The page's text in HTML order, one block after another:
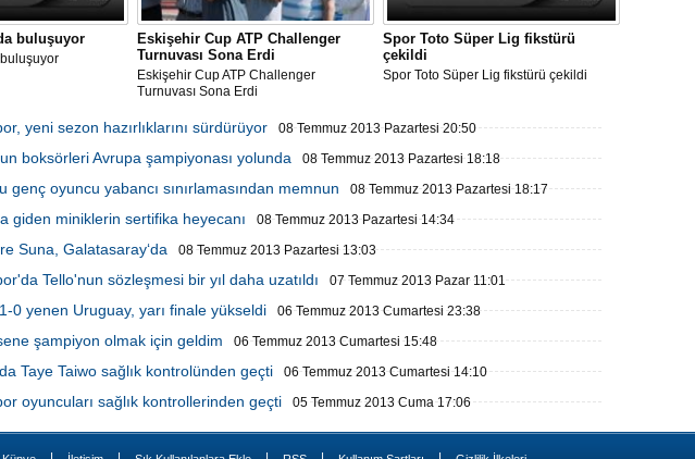
buluşuyor
Eskişehir Cup ATP Challenger
Turnuvası Sona Erdi
Eskişehir Cup ATP Challenger
Turnuvası Sona Erdi
Spor Toto Süper Lig fikstürü
çekildi
Spor Toto Süper Lig fikstürü çekildi
yeni sezon hazırlıklarını sürdürüyor 08 Temmuz 2013 Pazartesi 20:50
boksörleri Avrupa şampiyonası yolunda 08 Temmuz 2013 Pazartesi 18:18
genç oyuncu yabancı sınırlamasından memnun 08 Temmuz 2013 Pazartesi 18:17
giden miniklerin sertifika heyecanı 08 Temmuz 2013 Pazartesi 14:34
Suna, Galatasaray‘da 08 Temmuz 2013 Pazartesi 13:03
Tello'nun sözleşmesi bir yıl daha uzatıldı 07 Temmuz 2013 Pazar 11:01
0 yenen Uruguay, yarı finale yükseldi 06 Temmuz 2013 Cumartesi 23:38
şampiyon olmak için geldim 06 Temmuz 2013 Cumartesi 15:48
Taye Taiwo sağlık kontrolünden geçti 06 Temmuz 2013 Cumartesi 14:10
oyuncuları sağlık kontrollerinden geçti 05 Temmuz 2013 Cuma 17:06